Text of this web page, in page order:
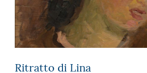
Ritratto di Lina